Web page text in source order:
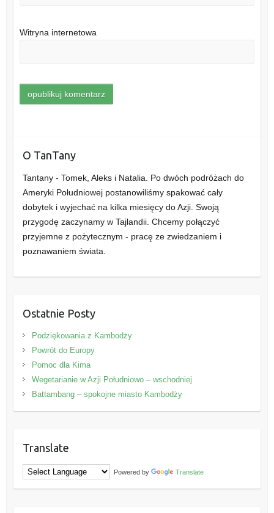
Witryna internetowa
O TanTany
Tantany - Tomek, Aleks i Natalia. Po dwóch podróżach do
Ameryki Południowej postanowiliśmy spakować cały
dobytek i wyjechać na kilka miesięcy do Azji. Swoją
przygodę zaczynamy w Tajlandii. Chcemy połączyć
przyjemne z pożytecznym - pracę ze zwiedzaniem i
poznawaniem świata.
Ostatnie Posty
Podziękowania z Kambodży
Powrót do Europy
Pomoc dla Kima
Wegetarianie w Azji Południowo – wschodniej
Battambang – spokojne miasto Kambodży
Translate
Powered by Translate